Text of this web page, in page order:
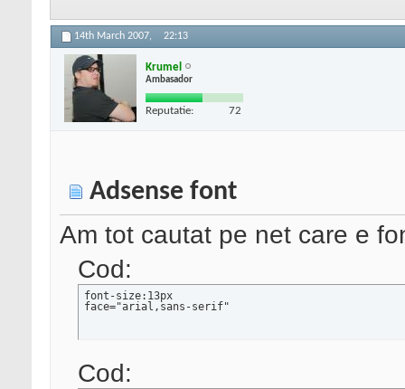
14th March 2007, 22:13
Krumel
Ambasador
Reputatie: 72
Adsense font
Am tot cautat pe net care e
Cod:
font-size:13px
face="arial,sans-serif"
Cod: